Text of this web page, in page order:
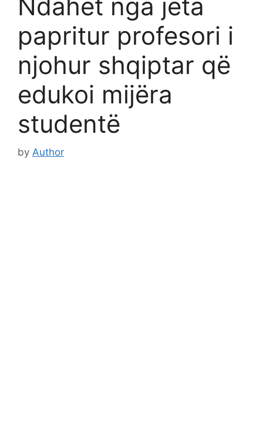
papritur profesori i
njohur shqiptar që
edukoi mijëra
studentë
by Author